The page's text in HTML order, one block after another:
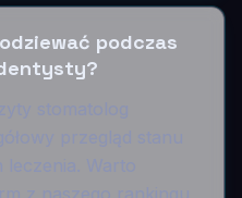
podczas